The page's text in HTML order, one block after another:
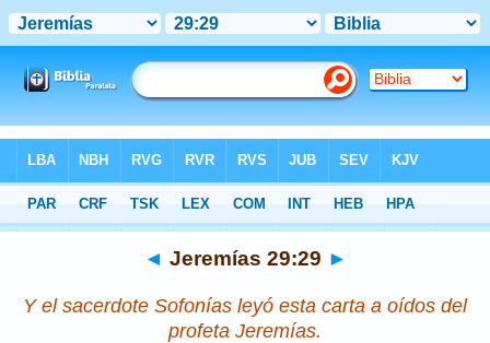
>Jeremías Capítulo 29 > Verso 29
◄ Jeremías 29:29 ►
Y el sacerdote Sofonías leyó esta carta a oídos del
profeta Jeremías.